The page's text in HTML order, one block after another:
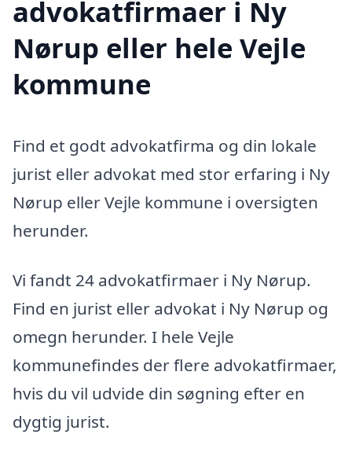
advokatfirmaer i Ny
Nørup eller hele Vejle
kommune
Find et godt advokatfirma og din lokale
jurist eller advokat med stor erfaring i Ny
Nørup eller Vejle kommune i oversigten
herunder.
Vi fandt 24 advokatfirmaer i Ny Nørup.
Find en jurist eller advokat i Ny Nørup og
omegn herunder. I hele Vejle
kommunefindes der flere advokatfirmaer,
hvis du vil udvide din søgning efter en
dygtig jurist.